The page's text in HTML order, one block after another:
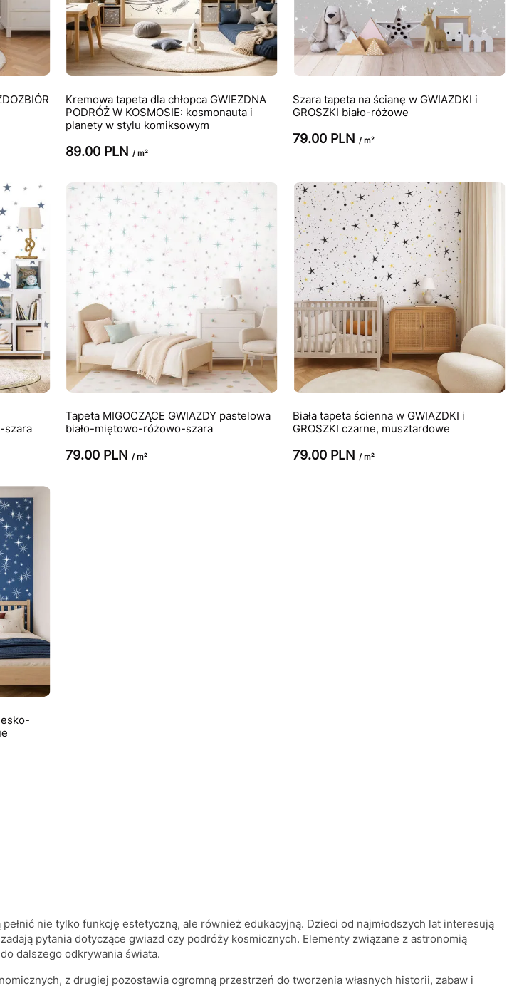
Kremowa tapeta dla chłopca GWIEZDNA
PODRÓŻ W KOSMOSIE: kosmonauta i
planety w stylu komiksowym
89.00 PLN / m²
Szara tapeta na ścianę w GWIAZDKI i
GROSZKI biało-różowe
79.00 PLN / m²
szara
Tapeta MIGOCZĄCE GWIAZDY pastelowa
biało-miętowo-różowo-szara
79.00 PLN / m²
Biała tapeta ścienna w GWIAZDKI i
GROSZKI czarne, musztardowe
79.00 PLN/ m²
nie tylko funkcję estetyczną, ale również edukacyjną. Dzieci od najmłodszych lat interesują
pytania dotyczące gwiazd czy podróży kosmicznych. Elementy związane z astronomią
dalszego odkrywania świata.
z drugiej pozostawia ogromną przestrzeń do tworzenia własnych historii, zabaw i